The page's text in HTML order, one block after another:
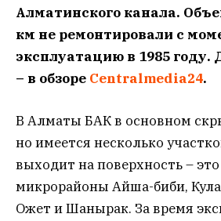
Алматинского канала.
км не ремонтировали с
эксплуатацию в 1985 году.
– в обзоре Centralmedia24.
В Алматы БАК в основном
но имеется несколько
выходит на поверхность –
микрорайоны Айша-биби,
Ожет и Шанырак. За время